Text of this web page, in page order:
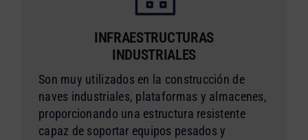
INFRAESTRUCTURAS
INDUSTRIALES
Son muy utilizados en la construcción de
naves industriales, plataformas y almacenes,
proporcionando una estructura resistente
capaz de soportar equipos pesados y